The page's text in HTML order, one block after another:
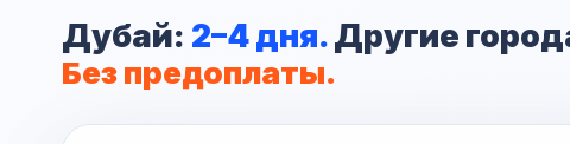
Дубай: 2–4 дня.Другие
Без предоплаты.